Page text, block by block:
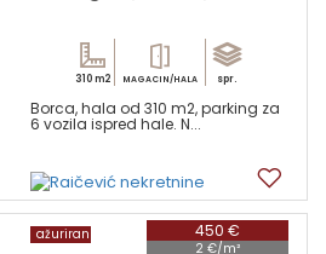
310 m2 MAGACIN/HALA spr.
Borca, hala od 310 m2, parking za
6 vozila ispred hale. N...
450 €
2 €/m²
ažuriran